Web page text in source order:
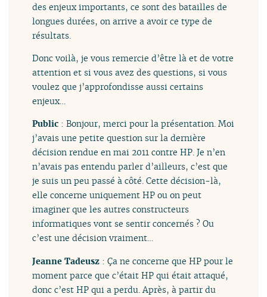
des enjeux importants, ce sont des batailles de
longues durées, on arrive a avoir ce type de
résultats.
Donc voilà, je vous remercie d’être là et de votre
attention et si vous avez des questions, si vous
voulez que j’approfondisse aussi certains
enjeux…
Public : Bonjour, merci pour la présentation. Moi
j’avais une petite question sur la dernière
décision rendue en mai 2011 contre HP. Je n’en
n’avais pas entendu parler d’ailleurs, c’est que
je suis un peu passé à côté. Cette décision-là,
elle concerne uniquement HP ou on peut
imaginer que les autres constructeurs
informatiques vont se sentir concernés ? Ou
c’est une décision vraiment…
Jeanne Tadeusz : Ça ne concerne que HP pour le
moment parce que c’était HP qui était attaqué,
donc c’est HP qui a perdu. Après, à partir du